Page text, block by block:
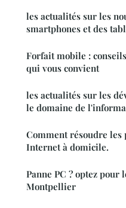
les actualités sur les
smartphones et des
Forfait mobile :
qui vous convient
les actualités sur les
le domaine de
Comment résoudre les
Internet à domicile.
Panne PC ? optez
Montpellier